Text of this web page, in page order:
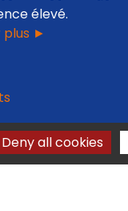
élevé.
plus ►
Deny all cookies